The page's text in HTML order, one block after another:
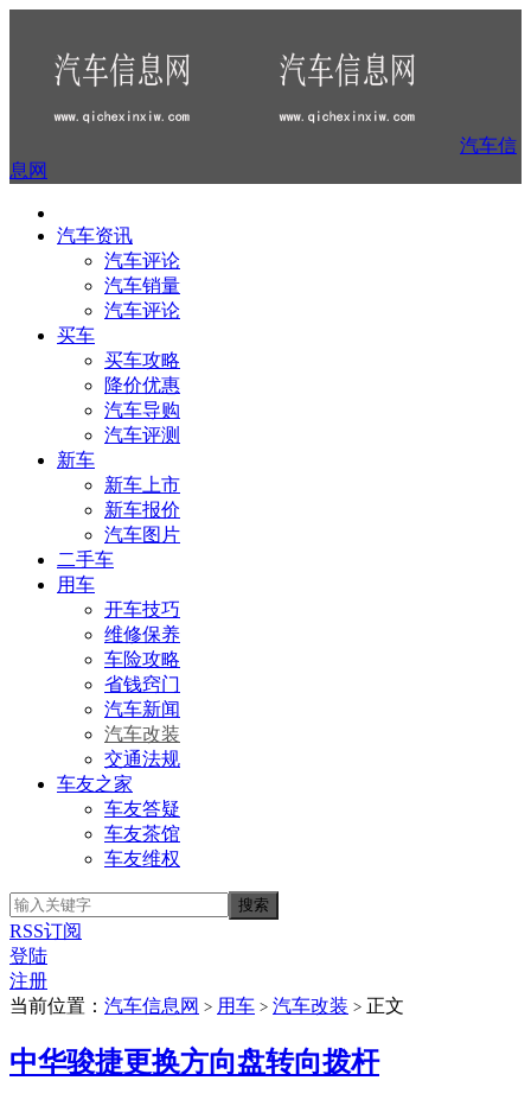
汽车信
息网
汽车资讯
汽车评论
汽车销量
汽车评论
买车
买车攻略
降价优惠
汽车导购
汽车评测
新车
新车上市
新车报价
汽车图片
二手车
用车
开车技巧
维修保养
车险攻略
省钱窍门
汽车新闻
汽车改装
交通法规
车友之家
车友答疑
车友茶馆
车友维权
RSS订阅
登陆
注册
当前位置： 汽车信息网 > 用车 > 汽车改装 > 正文
中华骏捷更换方向盘转向拨杆